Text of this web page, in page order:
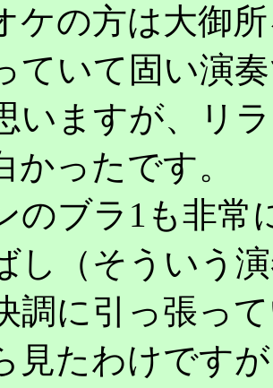
ケの方は大御
ていて固い演
いますが、リ
かったです。
ブラ1も非常
し（そういう
調に引っ張っ
見たわけです